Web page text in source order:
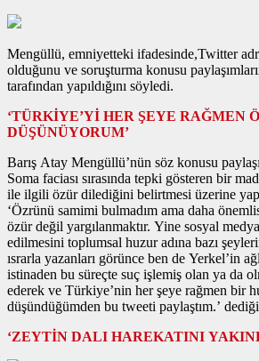
Mengüllü, emniyetteki ifadesinde,Twitter
olduğunu ve soruşturma konusu
tarafından yapıldığını söyledi.
‘TÜRKİYE’Yİ HER ŞEYE RAĞMEN
DÜŞÜNÜYORUM’
Barış Atay Mengüllü’nün söz konusu
Soma faciası sırasında tepki gösteren bir
ile ilgili özür dilediğini belirtmesi üzerine
‘Özrünü samimi bulmadım ama daha
özür değil yargılanmaktır. Yine sosyal
edilmesini toplumsal huzur adına bazı
ısrarla yazanları görünce ben de Yerkel’in
istinaden bu süreçte suç işlemiş olan ya da
ederek ve Türkiye’nin her şeye rağmen bir
düşündüğümden bu tweeti paylaştım.’
‘ZEYTİN DALI HAREKATINI